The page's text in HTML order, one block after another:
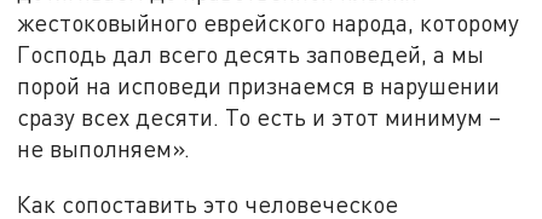
жестоковыйного еврейского народа, которому
Господь дал всего десять заповедей, а мы
порой на исповеди признаемся в нарушении
сразу всех десяти. То есть и этот минимум –
не выполняем».
Как сопоставить это человеческое